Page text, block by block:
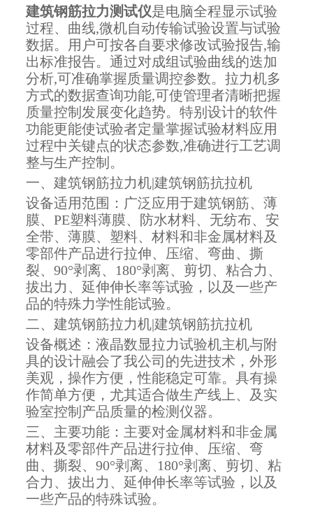
建筑钢筋拉力测试仪是电脑全程显示试验
过程、曲线,微机自动传输试验设置与试验
数据。用户可按各自要求修改试验报告,输
出标准报告。通过对成组试验曲线的迭加
分析,可准确掌握质量调控参数。拉力机多
方式的数据查询功能,可使管理者清晰把握
质量控制发展变化趋势。特别设计的软件
功能更能使试验者定量掌握试验材料应用
过程中关键点的状态参数,准确进行工艺调
整与生产控制。
一、建筑钢筋拉力机|建筑钢筋抗拉机
设备适用范围：广泛应用于建筑钢筋、薄
膜、PE塑料薄膜、防水材料、无纺布、安
全带、薄膜、塑料、材料和非金属材料及
零部件产品进行拉伸、压缩、弯曲、撕
裂、90°剥离、180°剥离、剪切、粘合力、
拔出力、延伸伸长率等试验，以及一些产
品的特殊力学性能试验。
二、建筑钢筋拉力机|建筑钢筋抗拉机
设备概述：液晶数显拉力试验机主机与附
具的设计融会了我公司的先进技术，外形
美观，操作方便，性能稳定可靠。具有操
作简单方便，尤其适合做生产线上、及实
验室控制产品质量的检测仪器。
三、主要功能：主要对金属材料和非金属
材料及零部件产品进行拉伸、压缩、弯
曲、撕裂、90°剥离、180°剥离、剪切、粘
合力、拔出力、延伸伸长率等试验，以及
一些产品的特殊试验。